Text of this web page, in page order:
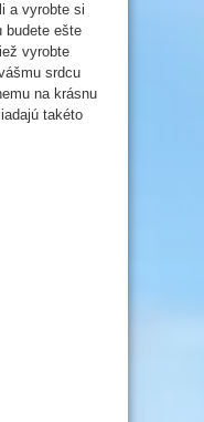
a vyrobte si
budete ešte
vyrobte
srdcu
na krásnu
takéto